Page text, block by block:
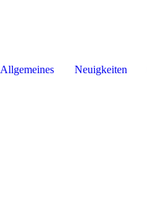
Allgemeines Neuigkeiten